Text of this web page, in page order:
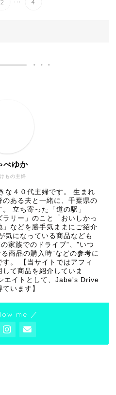
2 4
もの主婦
べゆか
な４０代主婦です。 生まれ
のある夫と一緒に、千葉県の
立ち寄った「道の駅」
リー」のこと「おいしかっ
などを勝手気ままにご紹介
気になっている商品なども
家族でのドライブ”、”いつ
商品の購入時”などの参考に
。 【当サイトではアフィ
て商品を紹介していま
エイトとして、Jabe's Drive
います】
me ／